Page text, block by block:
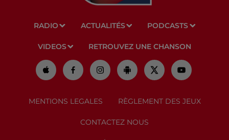
RADIO ACTUALITÉS PODCASTS
VIDEOS RETROUVEZ UNE CHANSON
MENTIONS LEGALES RÈGLEMENT DES JEUX
CONTACTEZ NOUS